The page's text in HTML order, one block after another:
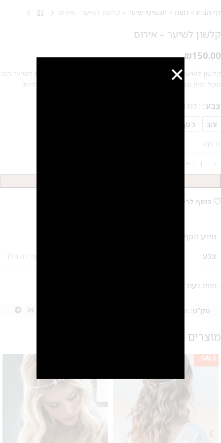
דף הבית » חנות » תכשיטי שיער » קלשון לשיער – אירוס
קלשון לשיער – אירוס
₪150.00
קלשון לשיער – אירוס, תכשיט לאיסוף השיער (התכשיט אוסף את השיער כמו
מקל יפני) מצופה בזהב 24 קראט/ כסף מט ומשובץ בפנינים אקריליות.
צבע : רוז גולד
זהב
כסף
נקה
הוסף לרשימת המשאלות
מידע נוסף
צבע
כסף, רוז גולד
חוות דעת (0)
מק"ט: אין מידע
מוצרים קשורים
SALE